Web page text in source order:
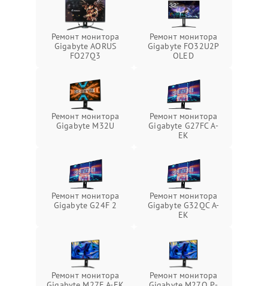
Ремонт монитора
Gigabyte AORUS
FO27Q3
Ремонт монитора
Gigabyte FO32U2P
OLED
Ремонт монитора
Gigabyte M32U
Ремонт монитора
Gigabyte G27FC A-
EK
Ремонт монитора
Gigabyte G24F 2
Ремонт монитора
Gigabyte G32QC A-
EK
Ремонт монитора
Ремонт монитора